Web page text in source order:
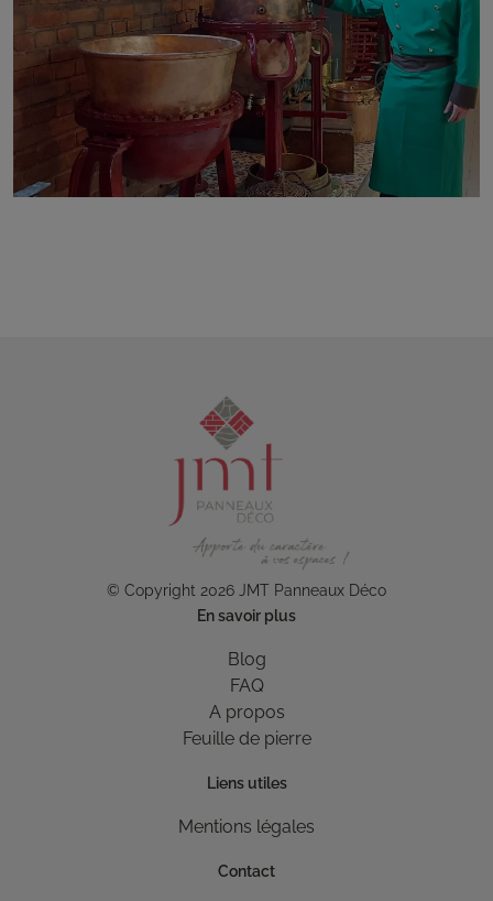
© Copyright 2026 JMT Panneaux Déco
En savoir plus
Blog
FAQ
A propos
Feuille de pierre
Liens utiles
Mentions légales
Contact